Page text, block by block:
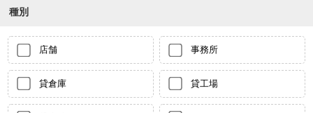
種別
店舗 事務所
貸倉庫 貸工場